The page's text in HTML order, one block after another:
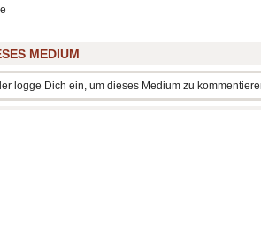
MEDIUM
logge Dich ein, um dieses Medium zu